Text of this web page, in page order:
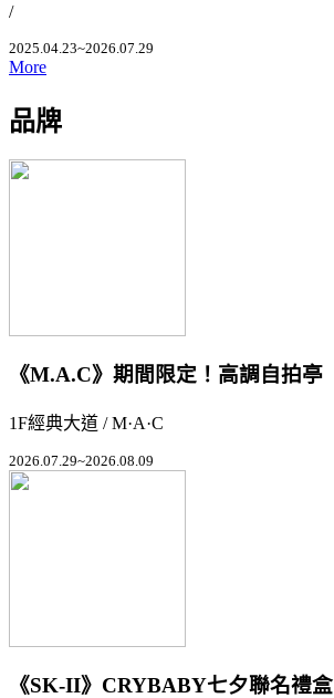
/
2025.04.23~2026.07.29
More
品牌
《M.A.C》期間限定！高調自拍亭
1F經典大道 / M·A·C
2026.07.29~2026.08.09
《SK-II》CRYBABY七夕聯名禮盒